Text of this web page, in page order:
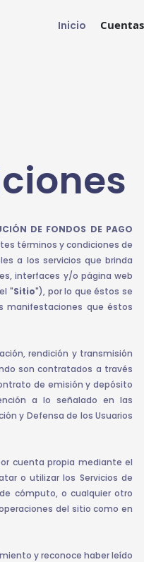
Inicio Cuentas
DE FONDOS DE PAGO
términos y condiciones de
a los servicios que brinda
interfaces y/o página web
"Sitio"), por lo que éstos se
manifestaciones que éstos
rendición y transmisión
son contratados a través
de emisión y depósito
a lo señalado en las
y Defensa de los Usuarios
cuenta propia mediante el
o utilizar los Servicios de
cómputo, o cualquier otro
del sitio como en
y reconoce haber leído